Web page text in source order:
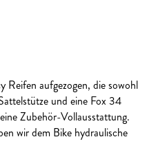
aufgezogen, die sowohl
und eine Fox 34
Zubehör-Vollausstattung.
wir dem Bike hydraulische